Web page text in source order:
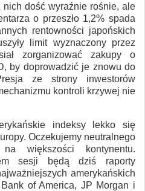
dość wyraźnie rośnie, ale
o przeszło 1,2% spada
rentowności japońskich
limit wyznaczony przez
zorganizować zakupy o
by doprowadzić je znowu do
ze strony inwestorów
kontroli krzywej nie
indeksy lekko się
Oczekujemy neutralnego
większości kontynentu.
sesji będą dziś raporty
amerykańskich
of America, JP Morgan i